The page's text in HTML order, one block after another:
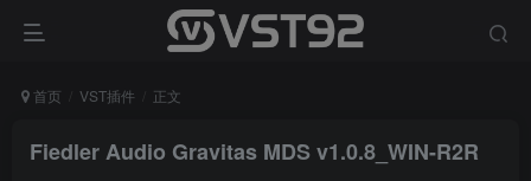
首页 VST插件 正文
Fiedler Audio Gravitas MDS v1.0.8_WIN-R2R